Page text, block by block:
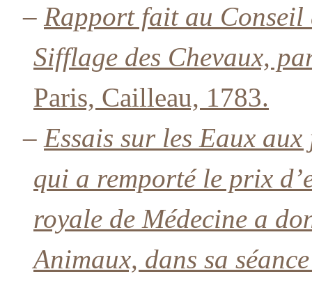
– Rapport fait au
Sifflage des Chevaux,
Paris, Cailleau, 1783.
– Essais sur les Eaux
qui a remporté le prix
royale de Médecine a
Animaux, dans sa